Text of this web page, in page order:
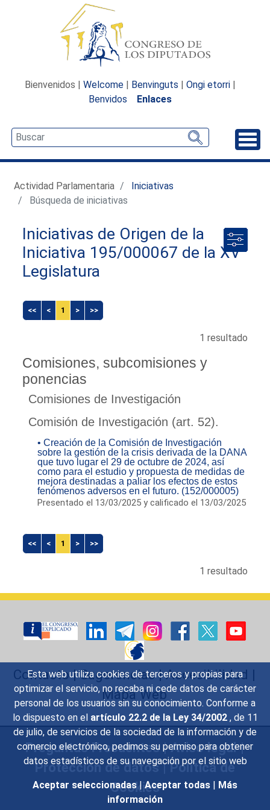
Esta web utiliza cookies de terceros y propias para
optimizar el servicio, no recaba ni cede datos de carácter
personal de los usuarios sin su conocimiento. Conforme a
lo dispuesto en el artículo 22.2 de la Ley 34/2002 , de 11
de julio, de servicios de la sociedad de la información y de
comercio electrónico, pedimos su permiso para obtener
datos estadísticos de su navegación por el sitio web
Aceptar seleccionadas | Aceptar todas | Más
información
Bienvenidos | Welcome | Benvinguts | Ongi etorri |
Benvidos
Enlaces
Actividad Parlamentaria
Iniciativas
Búsqueda de iniciativas
Iniciativas de Origen de la
Iniciativa 195/000067 de la XV
Legislatura
<< < 1 > >>
1 resultado
Comisiones, subcomisiones y
ponencias
Comisiones de Investigación
Comisión de Investigación (art. 52).
• Creación de la Comisión de Investigación
sobre la gestión de la crisis derivada de la DANA
que tuvo lugar el 29 de octubre de 2024, así
como para el estudio y propuesta de medidas de
mejora destinadas a paliar los efectos de estos
fenómenos adversos en el futuro. (152/000005)
Presentado el 13/03/2025 y calificado el 13/03/2025
<< < 1 > >>
1 resultado
Contacto|Sugerencias|Accesibilidad |
Mapa Web
Preguntas Frecuentes|Aviso legal|
Protección de datos|Política de
Cookies